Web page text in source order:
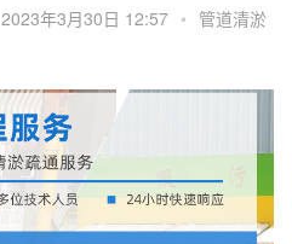
2023年3月30日 12:57 • 管道清淤